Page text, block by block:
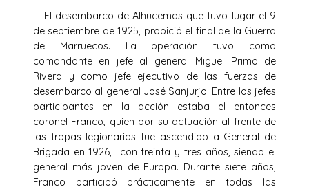
El desembarco de Alhucemas que tuvo lugar el 9
de septiembre de 1925, propició el final de la Guerra
de Marruecos. La operación tuvo como
comandante en jefe al general Miguel Primo de
Rivera y como jefe ejecutivo de las fuerzas de
desembarco al general José Sanjurjo. Entre los jefes
participantes en la acción estaba el entonces
coronel Franco, quien por su actuación al frente de
las tropas legionarias fue ascendido a General de
Brigada en 1926, con treinta y tres años, siendo el
general más joven de Europa. Durante siete años,
Franco participó prácticamente en todas las